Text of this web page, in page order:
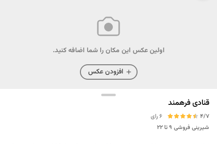
اولین عکس این مکان را شما اضافه کنید.
افزودن عکس
قنادی فرهمند
4/7
6 رای
شیرینی فروشی ۹ تا ۲۲